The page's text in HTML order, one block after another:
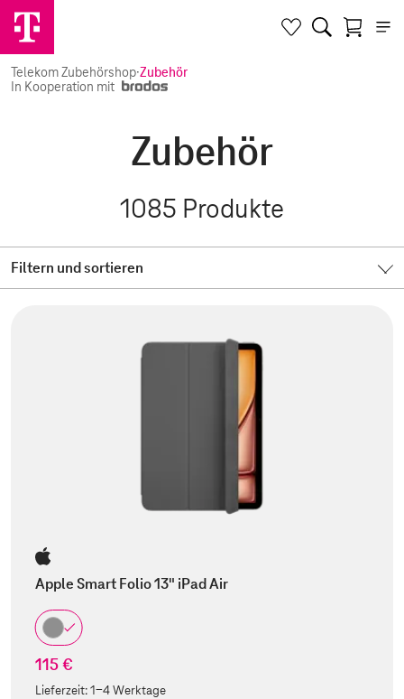
Telekom Zubehörshop·Zubehör
In Kooperation mit
Zubehör
1085 Produkte
Filtern und sortieren
Apple Smart Folio 13" iPad Air
115 €
Lieferzeit:1-4 Werktage